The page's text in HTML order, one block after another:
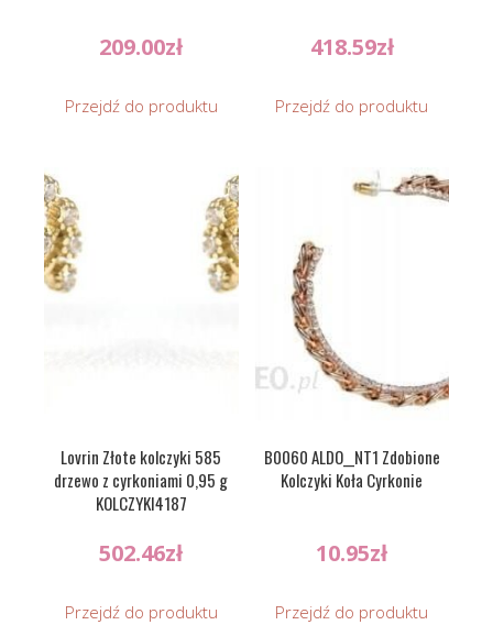
209.00zł
Przejdź do produktu
418.59zł
Przejdź do produktu
Lovrin Złote kolczyki 585
drzewo z cyrkoniami 0,95 g
KOLCZYKI4187
502.46zł
Przejdź do produktu
B0060 ALDO__NT1 Zdobione
Kolczyki Koła Cyrkonie
10.95zł
Przejdź do produktu